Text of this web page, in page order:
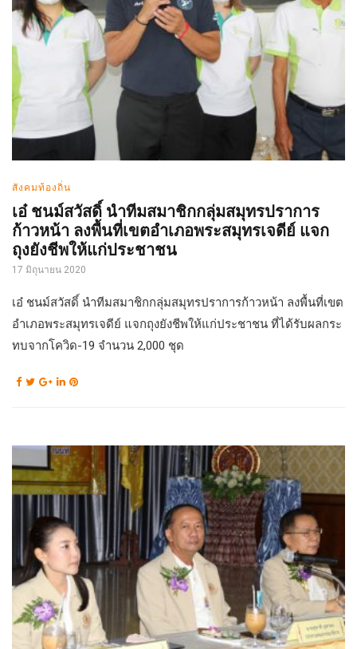
สังคมท้องถิ่น
เอ๋ ชนม์สวัสดิ์ นำทีมสมาชิกกลุ่มสมุทรปราการ
ก้าวหน้า ลงพื้นที่เขตอำเภอพระสมุทรเจดีย์ แจก
ถุงยังชีพให้แก่ประชาชน
17 มิถุนายน 2020
เอ๋ ชนม์สวัสดิ์ นำทีมสมาชิกกลุ่มสมุทรปราการก้าวหน้า ลงพื้นที่เขต
อำเภอพระสมุทรเจดีย์ แจกถุงยังชีพให้แก่ประชาชน ที่ได้รับผลกระ
ทบจากโควิด-19 จำนวน 2,000 ชุด